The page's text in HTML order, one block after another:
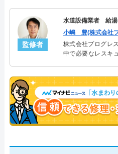
監修者
水道設備業者 給湯
小嶋 豊(株式会社
株式会社プログレ
中で必要なレスキ
決。多くのお客様
ャリスト。